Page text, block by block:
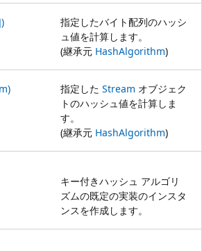
指定したバイト配列のハッシ
ュ値を計算します。
(継承元 HashAlgorithm)
指定した Stream オブジェク
トのハッシュ値を計算しま
す。
(継承元 HashAlgorithm)
キー付きハッシュ アルゴリ
ズムの既定の実装のインスタ
ンスを作成します。